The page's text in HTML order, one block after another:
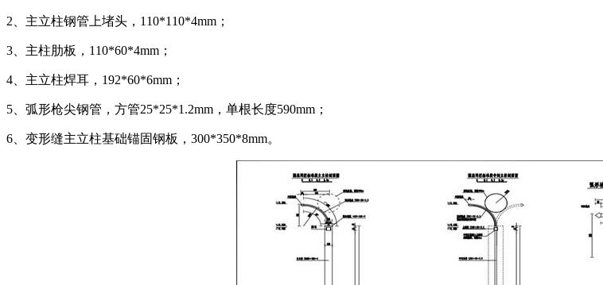
2、主立柱钢管上堵头，110*110*4mm；
3、主柱肋板，110*60*4mm；
4、主立柱焊耳，192*60*6mm；
5、弧形枪尖钢管，方管25*25*1.2mm，单根长度590mm；
6、变形缝主立柱基础锚固钢板，300*350*8mm。